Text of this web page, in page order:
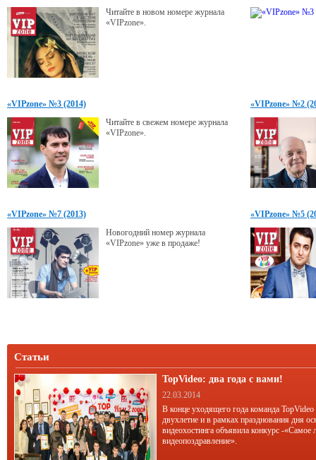
Читайте в новом номере журнала
«VIPzone».
«VIPzone» №3 (2014)
Читайте в свежем номере журнала
«VIPzone».
«VIPzone» №2
«VIPzone» №7 (2013)
Новогодний номер журнала
«VIPzone» уже в продаже!
«VIPzone» №5
Статьи
TopVideo: два года с вами!
22.03.2014
В конце уходящего года команда TopVideo
двухлетие и в рамках празднования дня
видеохостинга объявила конкурс -«Самое
видеопоздравление».